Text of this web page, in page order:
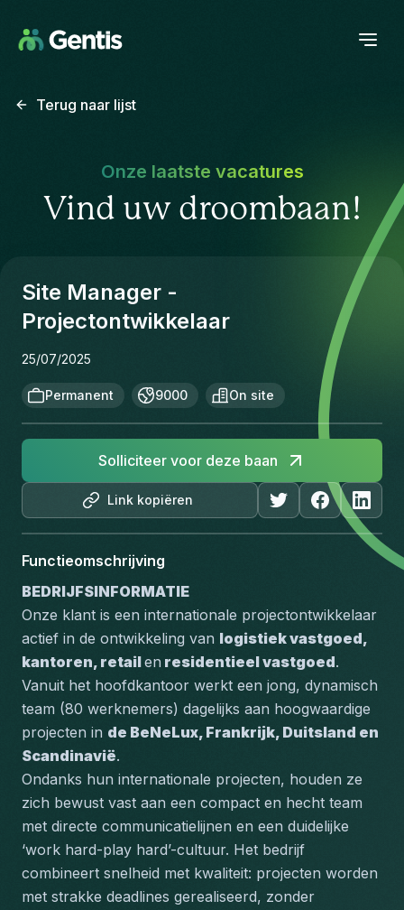
Terug naar lijst
Onze laatste vacatures
Vind uw droombaan!
Site Manager -
Projectontwikkelaar
25/07/2025
Permanent 9000 On site
Link kopiëren
Solliciteer voor deze baan
Functieomschrijving
BEDRIJFSINFORMATIE
Onze klant is een internationale projectontwikkelaar
actief in de ontwikkeling van logistiek vastgoed,
kantoren, retail en residentieel vastgoed.
Vanuit het hoofdkantoor werkt een jong, dynamisch
team (80 werknemers) dagelijks aan hoogwaardige
projecten in de BeNeLux, Frankrijk, Duitsland en
Scandinavië.
Ondanks hun internationale projecten, houden ze
zich bewust vast aan een compact en hecht team
met directe communicatielijnen en een duidelijke
‘work hard-play hard’-cultuur. Het bedrijf
combineert snelheid met kwaliteit: projecten worden
met strakke deadlines gerealiseerd, zonder